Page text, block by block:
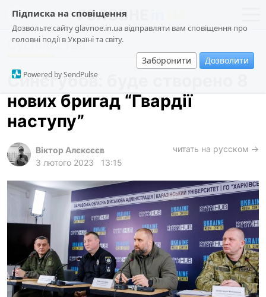
Підписка на сповіщення
Дозвольте сайту glavnoe.in.ua відправляти вам сповіщення про
головні події в Україні та світу.
Заборонити Дозволити
Powered by SendPulse
новини
про проєкт
суспільство
події
лонгріди
харків
архів
gambling
ua ru en
Суспільство
Синєгубов: буде створено 8
нових бригад “Гвардії
наступу”
Віктор Алєксєєв
3 лютого 2023
13:15
читать на русском →